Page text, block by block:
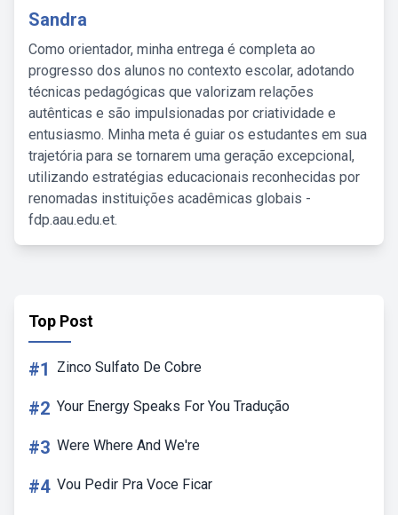
Sandra
Como orientador, minha entrega é completa ao
progresso dos alunos no contexto escolar, adotando
técnicas pedagógicas que valorizam relações
autênticas e são impulsionadas por criatividade e
entusiasmo. Minha meta é guiar os estudantes em sua
trajetória para se tornarem uma geração excepcional,
utilizando estratégias educacionais reconhecidas por
renomadas instituições acadêmicas globais -
fdp.aau.edu.et.
Top Post
#1 Zinco Sulfato De Cobre
#2 Your Energy Speaks For You Tradução
#3 Were Where And We're
#4 Vou Pedir Pra Voce Ficar